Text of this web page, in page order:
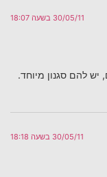
30/05/11 בשעה 18:07
יש להם סגנון מיוחד.
30/05/11 בשעה 18:18